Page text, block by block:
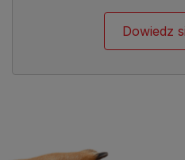
Dowiedz